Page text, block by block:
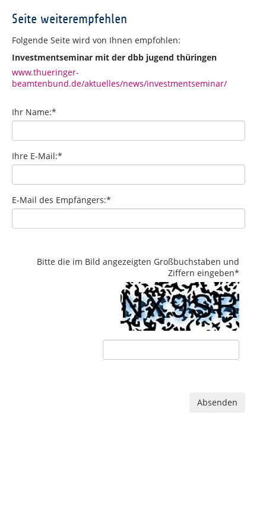
Seite weiterempfehlen
Folgende Seite wird von Ihnen empfohlen:
Investmentseminar mit der dbb jugend thüringen
www.thueringer-
beamtenbund.de/aktuelles/news/investmentseminar/
Ihr Name:*
Ihre E-Mail:*
E-Mail des Empfängers:*
Bitte die im Bild angezeigten Großbuchstaben und
Ziffern eingeben*
Absenden